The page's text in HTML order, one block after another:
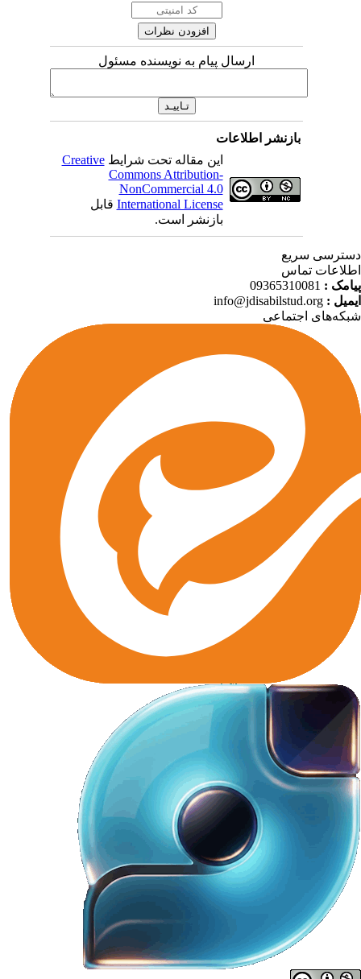
ارسال پیام به نویسنده مسئول
بازنشر اطلاعات
این مقاله تحت شرایطCreative
Commons Attribution-
NonCommercial 4.0
International Licenseقابل
بازنشر است.
سریع
تماس
:
09365310081
:
info@jdisabilstud.org
اجتماعی